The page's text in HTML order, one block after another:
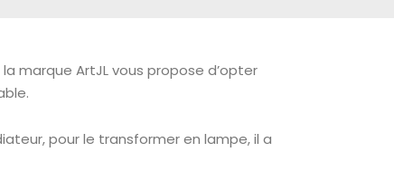
marque ArtJL vous propose d’opter
pour le transformer en lampe, il a